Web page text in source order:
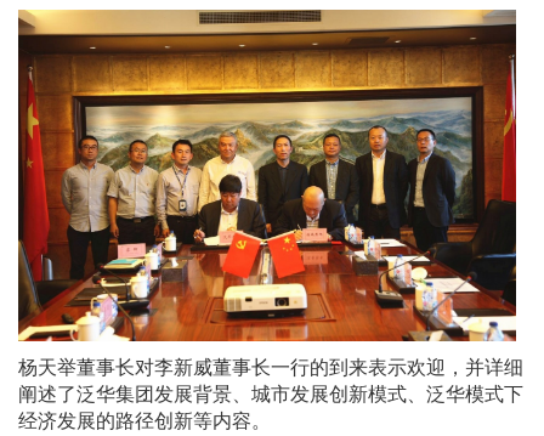
杨天举董事长对李新威董事长一行的到来表示欢迎，并详细
阐述了泛华集团发展背景、城市发展创新模式、泛华模式下
经济发展的路径创新等内容。